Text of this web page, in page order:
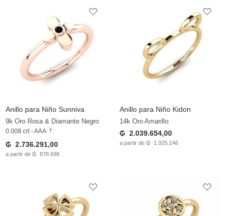
Anillo para Niño Sunniva
9k Oro Rosa & Diamante Negro
0.008 crt - AAA
₲ 2.736.291,00
a partir de ₲ 878.696
Anillo para Niño Kidon
14k Oro Amarillo
₲ 2.039.654,00
a partir de ₲ 1.025.146